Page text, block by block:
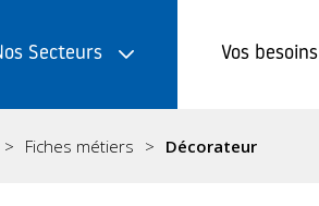
Secteurs Vos besoins
Fiches métiers Décorateur